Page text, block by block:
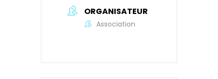
ORGANISATEUR
Association